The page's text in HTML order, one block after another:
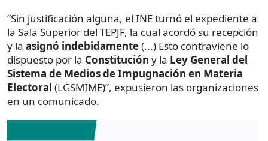
“Sin justificación alguna, el INE turnó el expediente a
la Sala Superior del TEPJF, la cual acordó su recepción
y la asignó indebidamente(...) Esto contraviene lo
dispuesto por la Constitución y la Ley General del
Sistema de Medios de Impugnación en Materia
Electoral (LGSMIME)”, expusieron las organizaciones
en un comunicado.